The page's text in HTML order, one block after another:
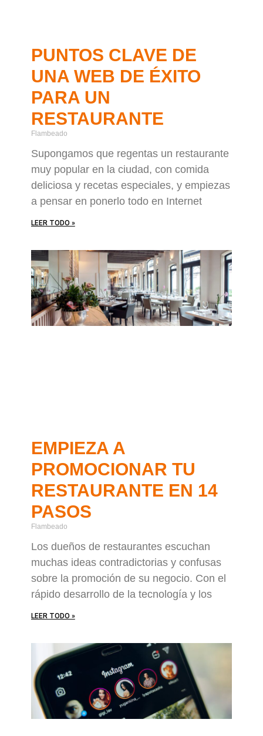
PUNTOS CLAVE DE
UNA WEB DE ÉXITO
PARA UN
RESTAURANTE
Flambeado
Supongamos que regentas un restaurante
muy popular en la ciudad, con comida
deliciosa y recetas especiales, y empiezas
a pensar en ponerlo todo en Internet
LEER TODO »
EMPIEZA A
PROMOCIONAR TU
RESTAURANTE EN 14
PASOS
Flambeado
Los dueños de restaurantes escuchan
muchas ideas contradictorias y confusas
sobre la promoción de su negocio. Con el
rápido desarrollo de la tecnología y los
LEER TODO »